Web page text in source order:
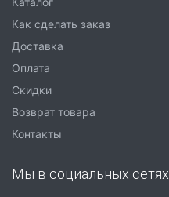
Как сделать заказ
Доставка
Оплата
Скидки
Возврат товара
Контакты
Мы в социальных сетях